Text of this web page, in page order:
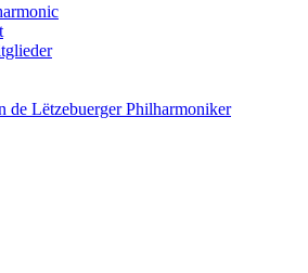
de Lëtzebuerger Philharmoniker